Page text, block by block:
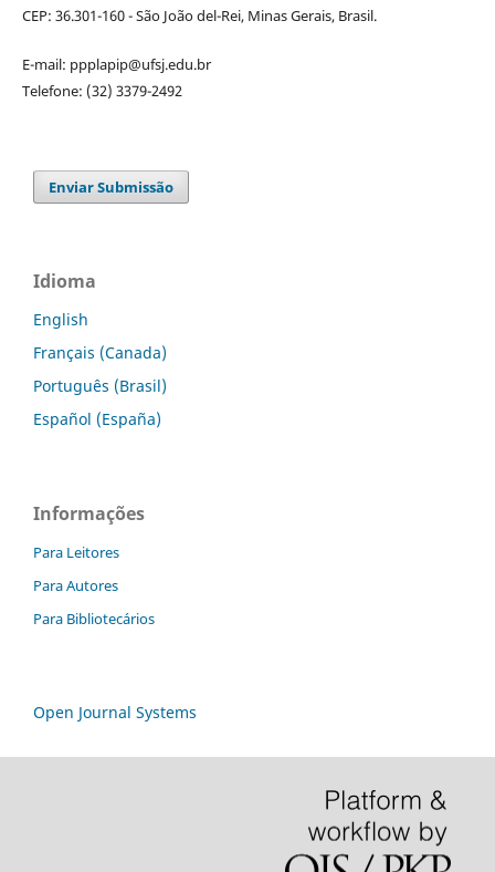
CEP: 36.301-160 - São João del-Rei, Minas Gerais, Brasil.
E-mail: ppplapip@ufsj.edu.br
Telefone: (32) 3379-2492
Enviar Submissão
Idioma
English
Français (Canada)
Português (Brasil)
Español (España)
Informações
Para Leitores
Para Autores
Para Bibliotecários
Open Journal Systems